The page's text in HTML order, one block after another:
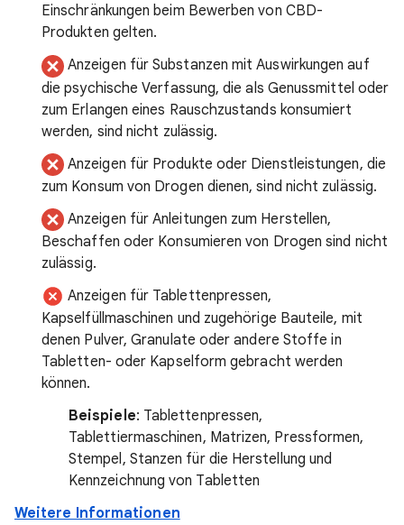
Einschränkungen beim Bewerben von CBD-
Produkten gelten.
Anzeigen für Substanzen mit Auswirkungen auf
die psychische Verfassung, die als Genussmittel oder
zum Erlangen eines Rauschzustands konsumiert
werden, sind nicht zulässig.
Anzeigen für Produkte oder Dienstleistungen, die
zum Konsum von Drogen dienen, sind nicht zulässig.
Anzeigen für Anleitungen zum Herstellen,
Beschaffen oder Konsumieren von Drogen sind nicht
zulässig.
Anzeigen für Tablettenpressen,
Kapselfüllmaschinen und zugehörige Bauteile, mit
denen Pulver, Granulate oder andere Stoffe in
Tabletten- oder Kapselform gebracht werden
können.
Beispiele: Tablettenpressen,
Tablettiermaschinen, Matrizen, Pressformen,
Stempel, Stanzen für die Herstellung und
Kennzeichnung von Tabletten
Weitere Informationen